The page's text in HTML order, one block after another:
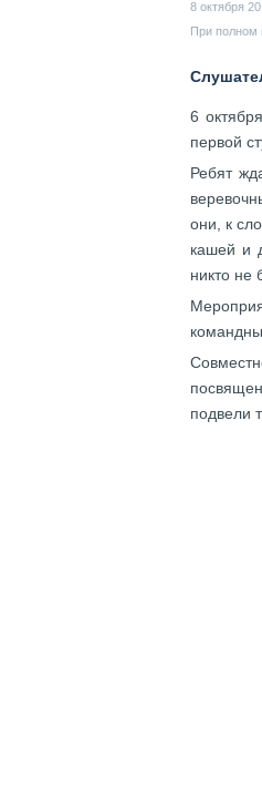
8 октября
При полном
6
первой
Ребят
они, к
кашей и
никто не
подвели